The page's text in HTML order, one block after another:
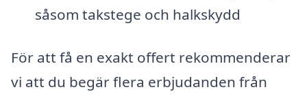
såsom takstege och halkskydd
För att få en exakt offert rekommenderar
vi att du begär flera erbjudanden från